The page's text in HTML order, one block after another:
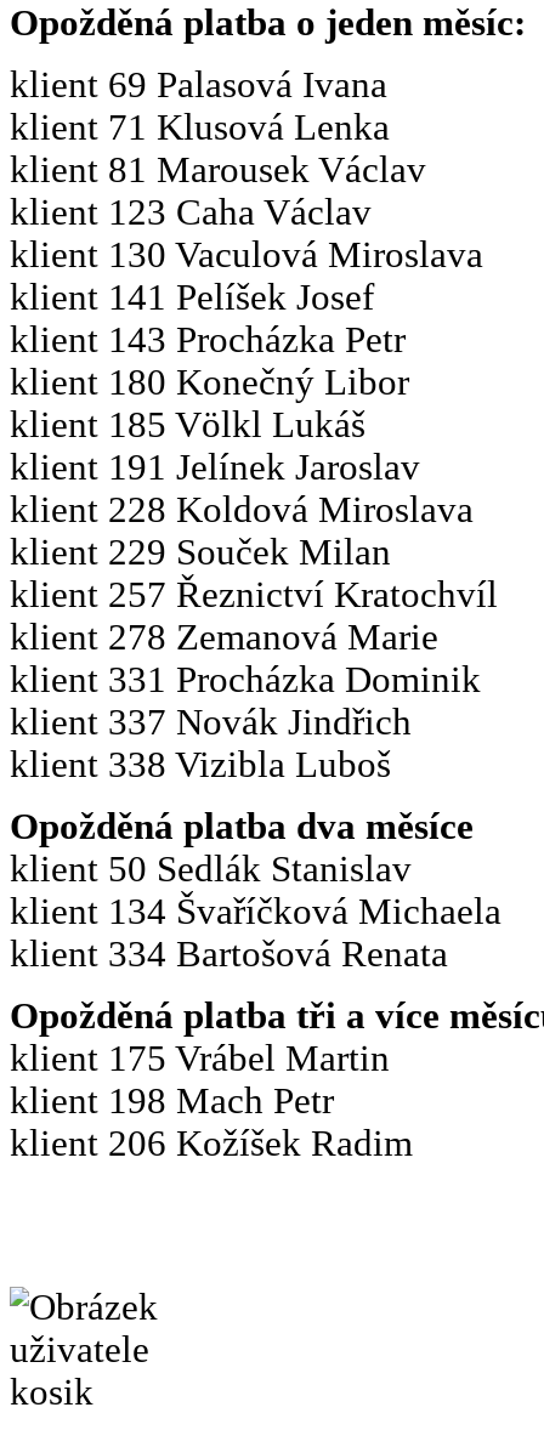
Opožděná platba o jeden měsíc:
klient 69 Palasová Ivana
klient 71 Klusová Lenka
klient 81 Marousek Václav
klient 123 Caha Václav
klient 130 Vaculová Miroslava
klient 141 Pelíšek Josef
klient 143 Procházka Petr
klient 180 Konečný Libor
klient 185 Völkl Lukáš
klient 191 Jelínek Jaroslav
klient 228 Koldová Miroslava
klient 229 Souček Milan
klient 257 Řeznictví Kratochvíl
klient 278 Zemanová Marie
klient 331 Procházka Dominik
klient 337 Novák Jindřich
klient 338 Vizibla Luboš
Opožděná platba dva měsíce
klient 50 Sedlák Stanislav
klient 134 Švaříčková Michaela
klient 334 Bartošová Renata
Opožděná platba tři a více
klient 175 Vrábel Martin
klient 198 Mach Petr
klient 206 Kožíšek Radim